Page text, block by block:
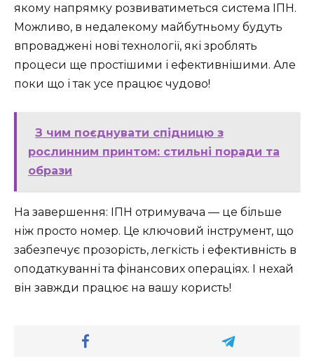
якому напрямку розвиватиметься система ІПН.
Можливо, в недалекому майбутньому будуть
впроваджені нові технології, які зроблять
процеси ще простішими і ефективнішими. Але
поки що і так усе працює чудово!
З чим поєднувати спідницю з
рослинним принтом: стильні поради та
образи
На завершення: ІПН отримувача — це більше
ніж просто номер. Це ключовий інструмент, що
забезпечує прозорість, легкість і ефективність в
оподаткуванні та фінансових операціях. І нехай
він завжди працює на вашу користь!